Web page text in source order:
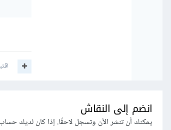
انضم إلى النقاش
يمكنك أن تنشر الآن وتسجل لاحقًا. إذا كان لديك